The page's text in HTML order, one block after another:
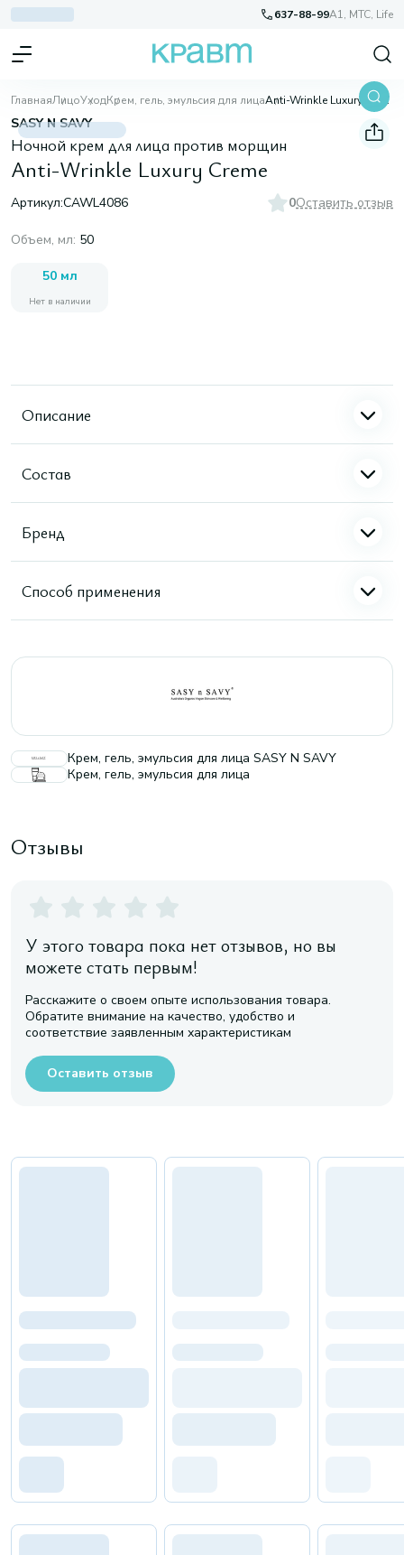
637-88-99A1, МТС, Life
ГлавнаяЛицоУходКрем, гель, эмульсия для лица Anti-Wrinkle Luxury Creme
SASY N SAVY
Ночной крем для лица против морщин
Anti-Wrinkle Luxury Creme
Артикул:CAWL4086 0Оставить отзыв
Объем, мл: 50
50 мл
Нет в наличии
Описание
Состав
Бренд
Способ применения
Крем, гель, эмульсия для лица SASY N SAVY
Крем, гель, эмульсия для лица
Отзывы
У этого товара пока нет отзывов, но вы
можете стать первым!
Расскажите о своем опыте использования товара.
Обратите внимание на качество, удобство и
соответствие заявленным характеристикам
Оставить отзыв